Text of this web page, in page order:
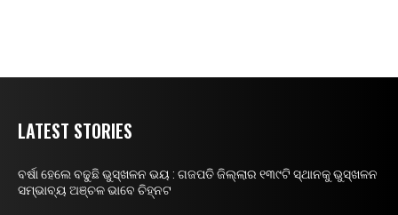
LATEST STORIES
ବର୍ଷା ହେଲେ ବଢୁଛି ଭୁସ୍ଖଳନ ଭୟ : ଗଜପତି ଜିଲ୍ଲାର ୧୩୯ଟି ସ୍ଥାନକୁ ଭୁସ୍ଖଳନ
ସମ୍ଭାବ୍ୟ ଅଞ୍ଚଳ ଭାବେ ଚିହ୍ନଟ